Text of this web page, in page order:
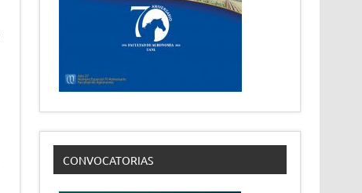
CONVOCATORIAS